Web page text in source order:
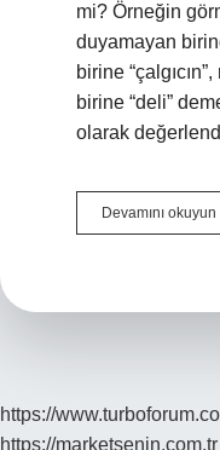
mi? Örneğin
duyamayan
birine
birine “deli”
olarak
Devamını okuyun
https://
https://marketsenin.com.tr